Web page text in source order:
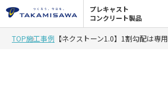
プレキャスト
コンクリート製品
TOP施工事例 【ネクストーン1.0】1割勾配は専